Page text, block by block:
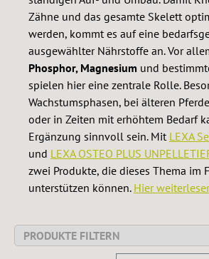
Zähne und das gesamte Skelett
werden, kommt es auf eine
ausgewählter Nährstoffe an. Vor
Phosphor, Magnesium und
spielen hier eine zentrale Rolle.
Wachstumsphasen, bei älteren
oder in Zeiten mit erhöhtem Bedarf
Ergänzung sinnvoll sein. Mit LEXA
und LEXA OSTEO PLUS
zwei Produkte, die dieses Thema im
unterstützen können. Hier
PRODUKTE FILTERN